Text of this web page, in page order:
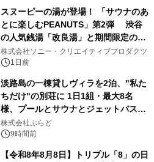
スヌーピーの湯が登場！ 「サウナのあ
とに楽しむPEANUTS」第2弾 渋谷
の人気銭湯「改良湯」と期間限定のコ
ラボレーション サウナイキタイコラ
ボグッズも発売決定！
株式会社ソニー・クリエイティブプロダクツ
1日前
淡路島の一棟貸しヴィラを2泊、"私た
ちだけ"の別荘に 1日1組・最大8名
様、プールとサウナとジェットバス付
きで Villa Mon Temps AWAJIの連泊
素泊りプラン
株式会社ぷらど
9時間前
【令和8年8月8日】トリプル「8」の日